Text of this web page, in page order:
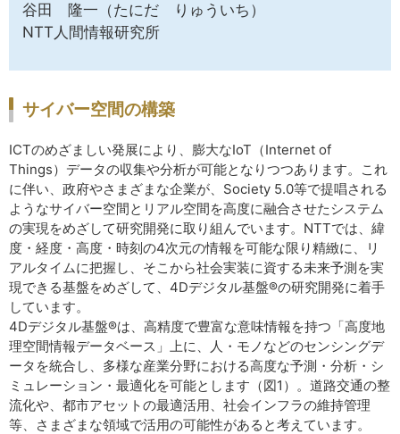
谷田 隆一（たにだ りゅういち）
NTT人間情報研究所
サイバー空間の構築
ICTのめざましい発展により、膨大なIoT（Internet of
Things）データの収集や分析が可能となりつつあります。これ
に伴い、政府やさまざまな企業が、Society 5.0等で提唱される
ようなサイバー空間とリアル空間を高度に融合させたシステム
の実現をめざして研究開発に取り組んでいます。NTTでは、緯
度・経度・高度・時刻の4次元の情報を可能な限り精緻に、リ
アルタイムに把握し、そこから社会実装に資する未来予測を実
現できる基盤をめざして、4Dデジタル基盤®の研究開発に着手
しています。
4Dデジタル基盤®は、高精度で豊富な意味情報を持つ「高度地
理空間情報データベース」上に、人・モノなどのセンシングデ
ータを統合し、多様な産業分野における高度な予測・分析・シ
ミュレーション・最適化を可能とします（図1）。道路交通の整
流化や、都市アセットの最適活用、社会インフラの維持管理
等、さまざまな領域で活用の可能性があると考えています。